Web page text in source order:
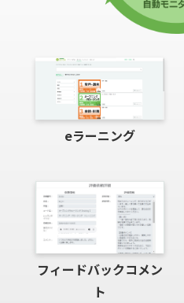
eラーニング
フィードバックコメン
ト